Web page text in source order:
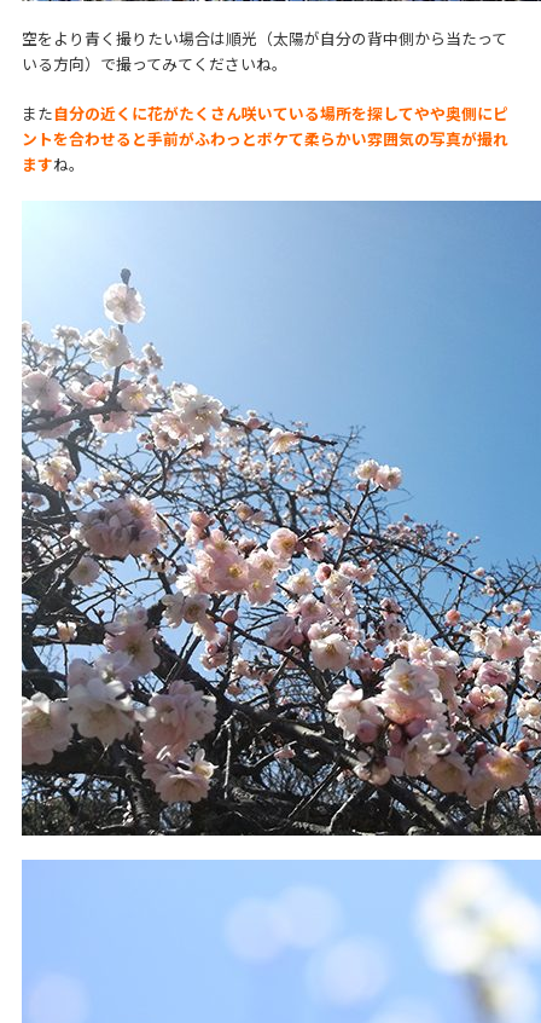
空をより青く撮りたい場合は順光（太陽が自分の背中側から当たって
いる方向）で撮ってみてくださいね。
また自分の近くに花がたくさん咲いている場所を探してやや奥側にピ
ントを合わせると手前がふわっとボケて柔らかい雰囲気の写真が撮れ
ますね。